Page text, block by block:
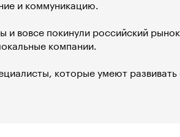
и коммуникацию.
вовсе покинули российский
компании.
которые умеют